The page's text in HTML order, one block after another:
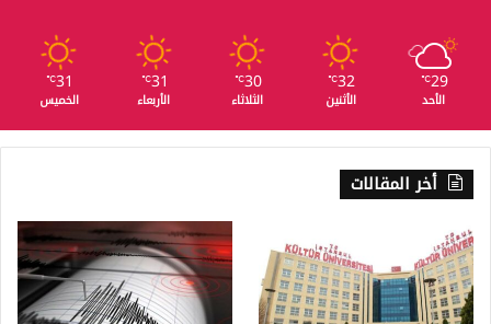
29
℃
الأحد
32
℃
الأثنين
30
℃
الثلاثاء
31
℃
الأربعاء
31
℃
الخميس
أخر المقالات